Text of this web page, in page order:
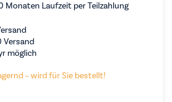
Monaten Laufzeit per Teilzahlung
Versand
möglich
– wird für Sie bestellt!